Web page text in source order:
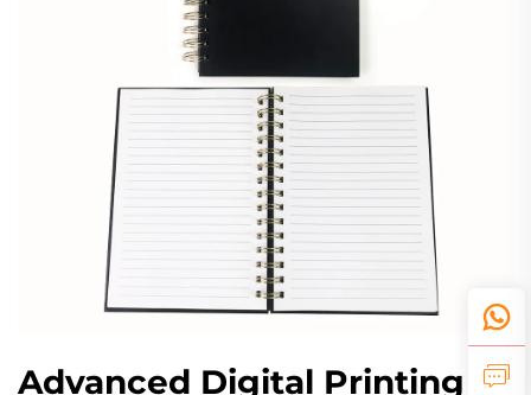
Advanced Digital Printing